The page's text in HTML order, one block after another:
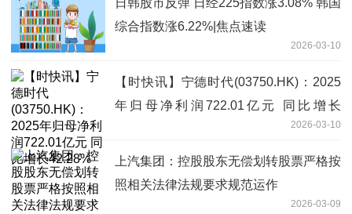
综合指数涨6.22%|焦点速读
2026-03-10
【时快讯】宁德时代(03750.HK)：2025
年归母净利润722.01亿元 同比增长
2026-03-10
上汽集团：控股股东无偿划转股票严格按
照相关法律法规要求规范运作
2026-03-09